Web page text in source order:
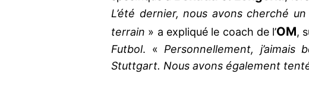
L’été dernier, nous avons cherché
terrain » a expliqué le coach de l’OM,
Futbol. «Personnellement, j’aimais
Stuttgart. Nous avons également